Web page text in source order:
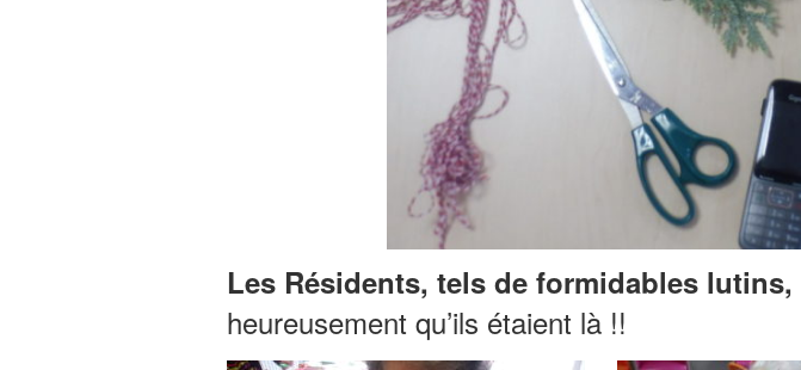
Les Résidents, tels de formidables lutins,
heureusement qu’ils étaient là !!